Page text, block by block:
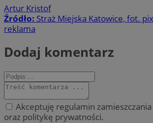
Artur Kristof
Źródło: Straż Miejska Katowice, fot.
reklama
Dodaj komentarz
Akceptuję regulamin
oraz politykę prywatności.